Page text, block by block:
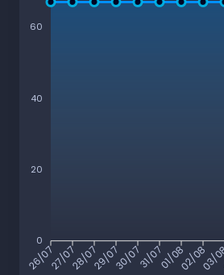
60
40
20
0
26/0727/0728/0729/0730/0731/0701/0802/0803/